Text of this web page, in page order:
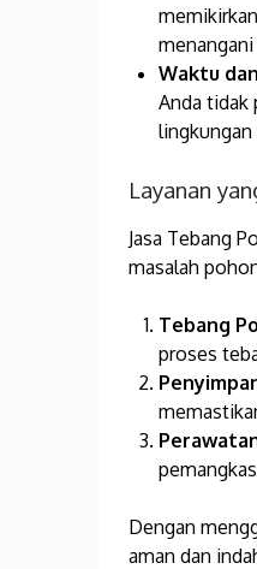
Waktu
Anda tidak
lingkungan
Layanan
Jasa Tebang
masalah
Tebang
proses
Dengan
aman dan